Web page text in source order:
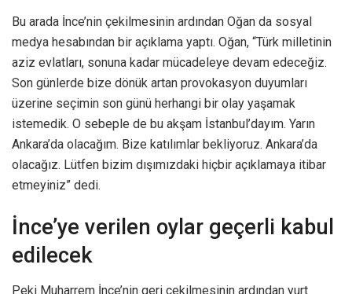
Bu arada İnce’nin çekilmesinin ardından Oğan da sosyal
medya hesabından bir açıklama yaptı. Oğan, “Türk milletinin
aziz evlatları, sonuna kadar mücadeleye devam edeceğiz.
Son günlerde bize dönük artan provokasyon duyumları
üzerine seçimin son günü herhangi bir olay yaşamak
istemedik. O sebeple de bu akşam İstanbul’dayım. Yarın
Ankara’da olacağım. Bize katılımlar bekliyoruz. Ankara’da
olacağız. Lütfen bizim dışımızdaki hiçbir açıklamaya itibar
etmeyiniz” dedi.
İnce’ye verilen oylar geçerli kabul
edilecek
Peki Muharrem İnce’nin geri çekilmesinin ardından yurt